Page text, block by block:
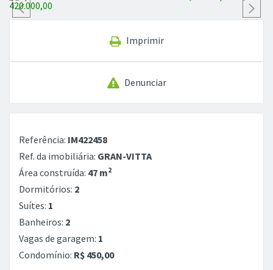
Imprimir
Denunciar
Referência: IM422458
Ref. da imobiliária: GRAN-VITTA
Área construída: 47 m2
Dormitórios: 2
Suítes: 1
Banheiros: 2
Vagas de garagem: 1
Condomínio: R$ 450,00